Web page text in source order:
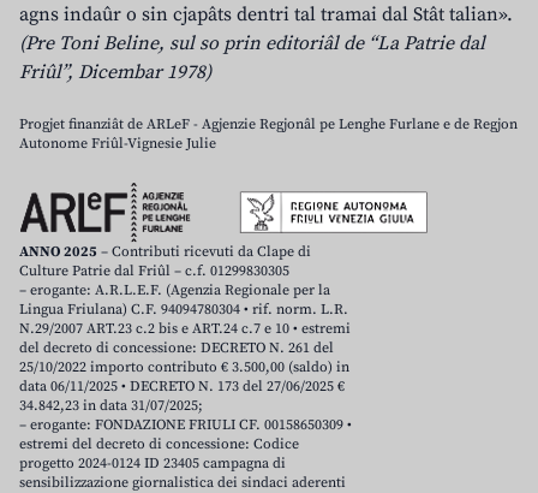
agns indaûr o sin cjapâts dentri tal tramai dal Stât talian».
(Pre Toni Beline, sul so prin editoriâl de “La Patrie dal
Friûl”, Dicembar 1978)
Progjet finanziât de ARLeF - Agjenzie Regjonâl pe Lenghe Furlane e de Regjon
Autonome Friûl-Vignesie Julie
ANNO 2025 – Contributi ricevuti da Clape di
Culture Patrie dal Friûl – c.f. 01299830305
– erogante: A.R.L.E.F. (Agenzia Regionale per la
Lingua Friulana) C.F. 94094780304 • rif. norm. L.R.
N.29/2007 ART.23 c.2 bis e ART.24 c.7 e 10 • estremi
del decreto di concessione: DECRETO N. 261 del
25/10/2022 importo contributo € 3.500,00 (saldo) in
data 06/11/2025 • DECRETO N. 173 del 27/06/2025 €
34.842,23 in data 31/07/2025;
– erogante: FONDAZIONE FRIULI CF. 00158650309 •
estremi del decreto di concessione: Codice
progetto 2024-0124 ID 23405 campagna di
sensibilizzazione giornalistica dei sindaci aderenti